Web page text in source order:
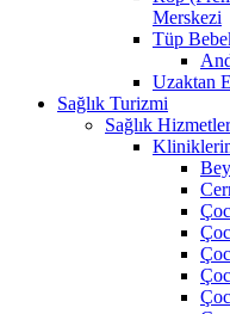
Merskezi
Tüp
Uzaktan
Sağlık Turizmi
Sağlık